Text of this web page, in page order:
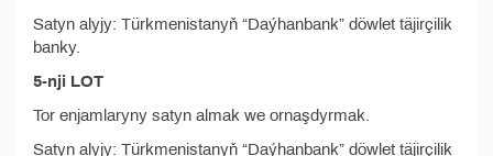
Satyn alyjy: Türkmenistanyň “Daýhanbank” döwlet täjirçilik
banky.
5-nji LOT
Tor enjamlaryny satyn almak we ornaşdyrmak.
Satyn alyjy: Türkmenistanyň “Daýhanbank” döwlet täjirçilik